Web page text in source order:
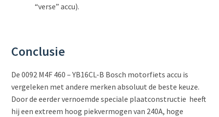
“verse” accu).
Conclusie
De 0092 M4F 460 – YB16CL-B Bosch motorfiets accu is
vergeleken met andere merken absoluut de beste keuze.
Door de eerder vernoemde speciale plaatconstructie heeft
hij een extreem hoog piekvermogen van 240A, hoge